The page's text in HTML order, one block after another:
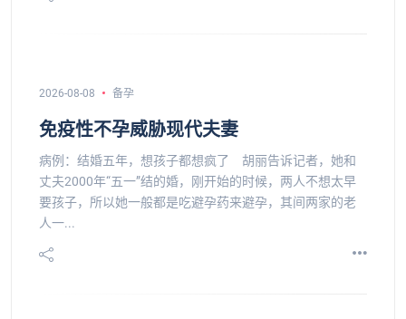
2026-08-08 备孕
免疫性不孕威胁现代夫妻
病例：结婚五年，想孩子都想疯了 胡丽告诉记者，她和
丈夫2000年“五一”结的婚，刚开始的时候，两人不想太早
要孩子，所以她一般都是吃避孕药来避孕，其间两家的老
人一...